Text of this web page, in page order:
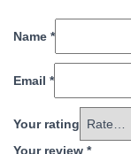
Name *
Email *
Your rating
Your review *